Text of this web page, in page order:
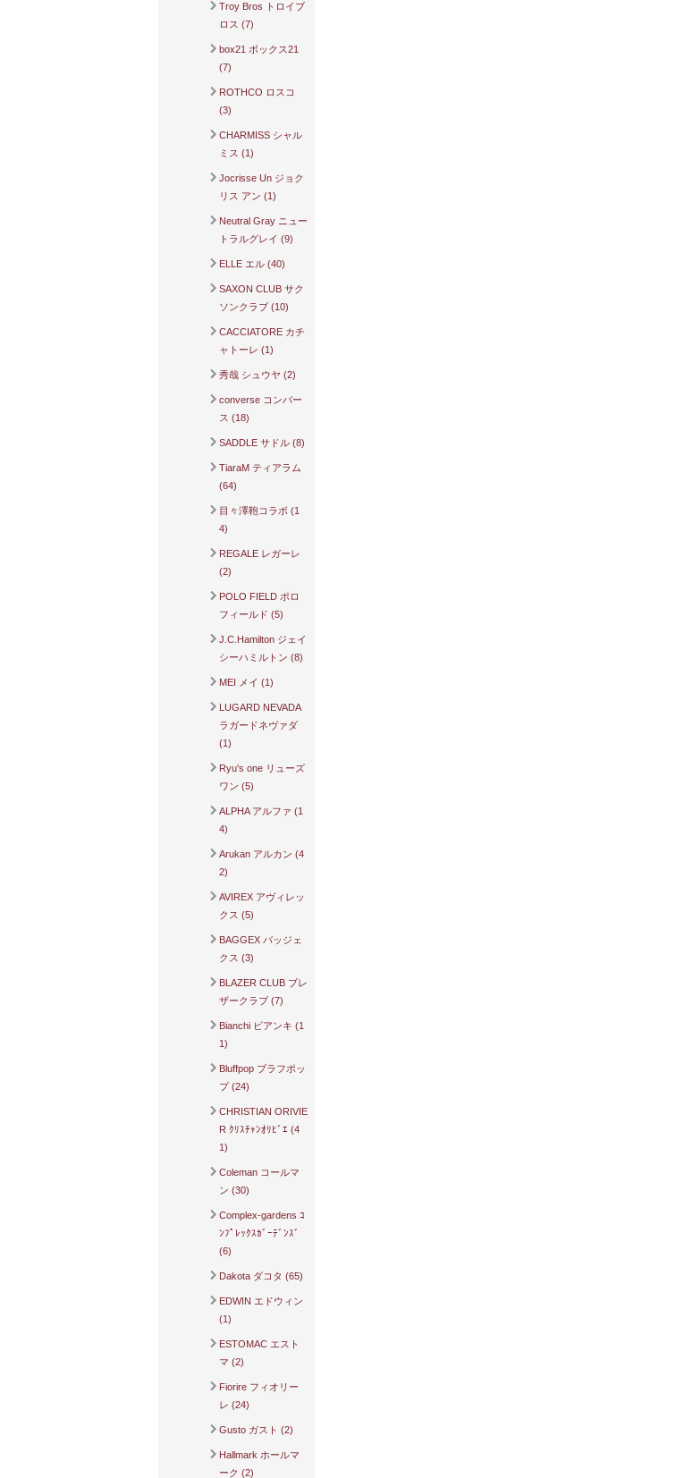
Troy Bros トロイブ
ロス (7)
box21 ボックス21
(7)
ROTHCO ロスコ
(3)
CHARMISS シャル
ミス (1)
Jocrisse Un ジョク
リス アン (1)
Neutral Gray ニュー
トラルグレイ (9)
ELLE エル (40)
SAXON CLUB サク
ソンクラブ (10)
CACCIATORE カチ
ャトーレ (1)
秀哉 シュウヤ (2)
converse コンバー
ス (18)
SADDLE サドル (8)
TiaraM ティアラム
(64)
目々澤鞄コラボ (1
4)
REGALE レガーレ
(2)
POLO FIELD ポロ
フィールド (5)
J.C.Hamilton ジェイ
シーハミルトン (8)
MEI メイ (1)
LUGARD NEVADA
ラガードネヴァダ
(1)
Ryu's one リューズ
ワン (5)
ALPHA アルファ (1
4)
Arukan アルカン (4
2)
AVIREX アヴィレッ
クス (5)
BAGGEX バッジェ
クス (3)
BLAZER CLUB ブレ
ザークラブ (7)
Bianchi ビアンキ (1
1)
Bluffpop ブラフポッ
プ (24)
CHRISTIAN ORIVIE
R ｸﾘｽﾁｬﾝｵﾘﾋﾞｴ (4
1)
Coleman コールマ
ン (30)
Complex-gardens ｺ
ﾝﾌﾟﾚｯｸｽｶﾞｰﾃﾞﾝｽﾞ
(6)
Dakota ダコタ (65)
EDWIN エドウィン
(1)
ESTOMAC エスト
マ (2)
Fiorire フィオリー
レ (24)
Gusto ガスト (2)
Hallmark ホールマ
ーク (2)